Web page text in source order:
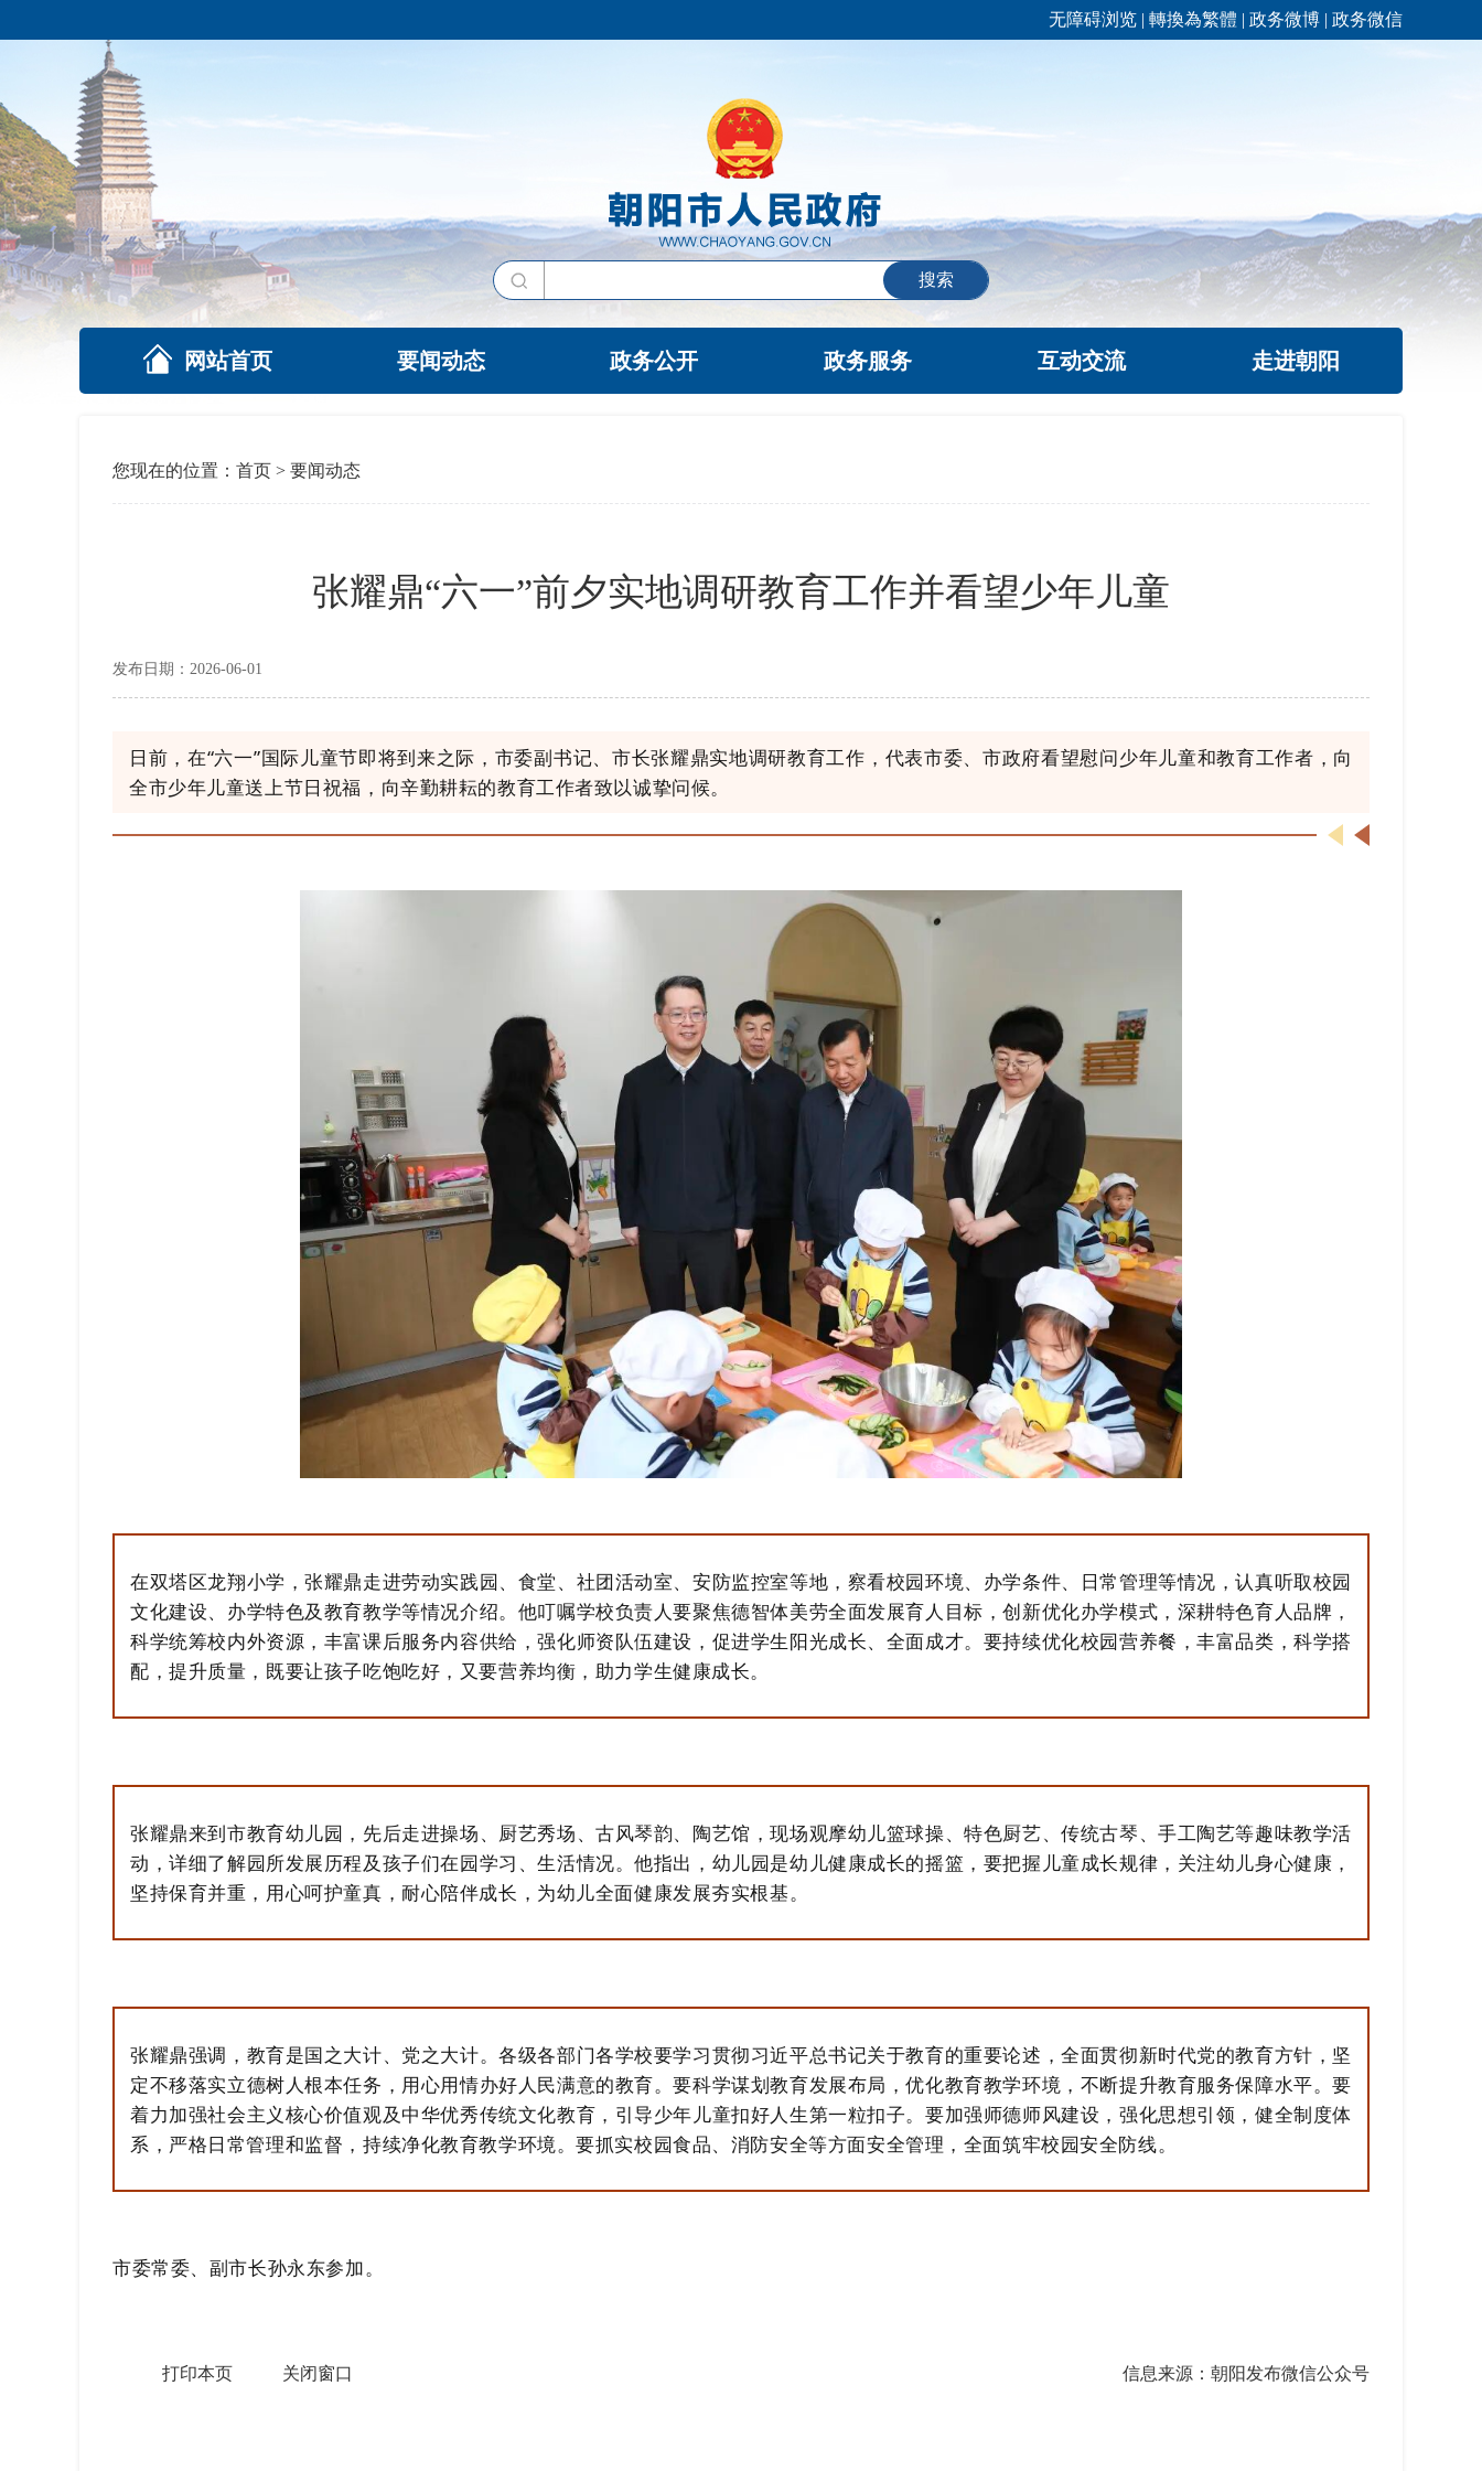
无障碍浏览 | 轉換為繁體 | 政务微博 | 政务微信
搜索
网站首页 要闻动态 政务公开 政务服务 互动交流 走进朝阳
您现在的位置： 首页 > 要闻动态
张耀鼎“六一”前夕实地调研教育工作并看望少年儿童
发布日期：2026-06-01
日前，在“六一”国际儿童节即将到来之际，市委副书记、市长张耀鼎实地调研教育工作，代表市委、市政府看望慰问少年儿童和教育工作者，向
全市少年儿童送上节日祝福，向辛勤耕耘的教育工作者致以诚挚问候。
在双塔区龙翔小学，张耀鼎走进劳动实践园、食堂、社团活动室、安防监控室等地，察看校园环境、办学条件、日常管理等情况，认真听取校园
文化建设、办学特色及教育教学等情况介绍。他叮嘱学校负责人要聚焦德智体美劳全面发展育人目标，创新优化办学模式，深耕特色育人品牌，
科学统筹校内外资源，丰富课后服务内容供给，强化师资队伍建设，促进学生阳光成长、全面成才。要持续优化校园营养餐，丰富品类，科学搭
配，提升质量，既要让孩子吃饱吃好，又要营养均衡，助力学生健康成长。
张耀鼎来到市教育幼儿园，先后走进操场、厨艺秀场、古风琴韵、陶艺馆，现场观摩幼儿篮球操、特色厨艺、传统古琴、手工陶艺等趣味教学活
动，详细了解园所发展历程及孩子们在园学习、生活情况。他指出，幼儿园是幼儿健康成长的摇篮，要把握儿童成长规律，关注幼儿身心健康，
坚持保育并重，用心呵护童真，耐心陪伴成长，为幼儿全面健康发展夯实根基。
张耀鼎强调，教育是国之大计、党之大计。各级各部门各学校要学习贯彻习近平总书记关于教育的重要论述，全面贯彻新时代党的教育方针，坚
定不移落实立德树人根本任务，用心用情办好人民满意的教育。要科学谋划教育发展布局，优化教育教学环境，不断提升教育服务保障水平。要
着力加强社会主义核心价值观及中华优秀传统文化教育，引导少年儿童扣好人生第一粒扣子。要加强师德师风建设，强化思想引领，健全制度体
系，严格日常管理和监督，持续净化教育教学环境。要抓实校园食品、消防安全等方面安全管理，全面筑牢校园安全防线。
市委常委、副市长孙永东参加。
打印本页 关闭窗口 信息来源：朝阳发布微信公众号